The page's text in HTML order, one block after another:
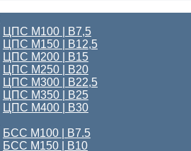
ЦПС М100 | B7,5
ЦПС М150 | В12,5
ЦПС М200 | В15
ЦПС М250 | В20
ЦПС М300 | B22,5
ЦПС М350 | В25
ЦПС M400 | B30
БСС М100 | B7.5
БСС М150 | В10